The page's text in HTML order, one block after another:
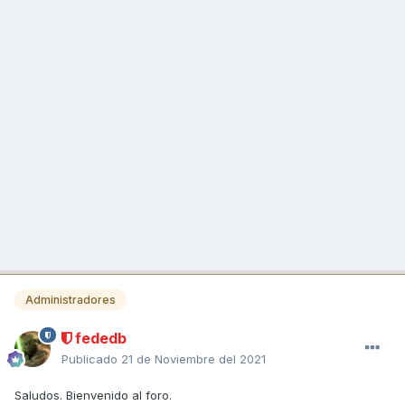
Administradores
fededb
Publicado 21 de Noviembre del 2021
Saludos. Bienvenido al foro.